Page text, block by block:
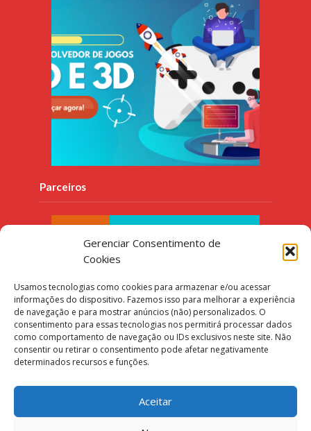
Gerenciar Consentimento de
Cookies
Usamos tecnologias como cookies para armazenar e/ou acessar
informações do dispositivo. Fazemos isso para melhorar a experiência
de navegação e para mostrar anúncios (não) personalizados. O
consentimento para essas tecnologias nos permitirá processar dados
como comportamento de navegação ou IDs exclusivos neste site. Não
consentir ou retirar o consentimento pode afetar negativamente
determinados recursos e funções.
Aceitar
Parceiros